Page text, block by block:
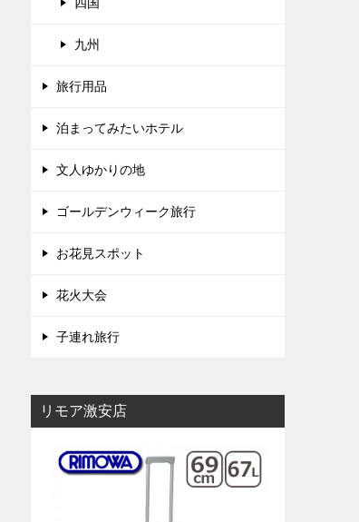
九州
旅行用品
泊まってみたいホテル
文人ゆかりの地
ゴールデンウィーク旅行
お花見スポット
花火大会
子連れ旅行
リモア激安店